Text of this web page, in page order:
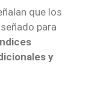
que los
para
y